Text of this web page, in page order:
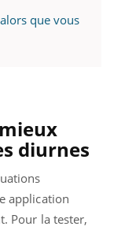
que vous
diurnes
application
Pour la tester,